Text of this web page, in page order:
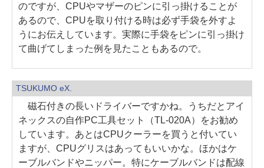
のですが、CPUやマザーのピンに引っ掛けることが
あるので、CPUを取り付ける時は必ず手袋を外すよ
うにお伝えしています。実際に手袋をピンに引っ掛け
て曲げてしまった例を見たこともあるので。
TSUKUMO eX.
磁石付きの長いドライバーですかね。うちだとアイ
ネックスの自作PC工具セット（TL-020A）をお勧め
しています。あとはCPUクーラーを買うと付いてい
ますが、CPUグリスはあってもいいかな。ほかはケ
ーブルバンドやニッパー。特にケーブルバンドは配線